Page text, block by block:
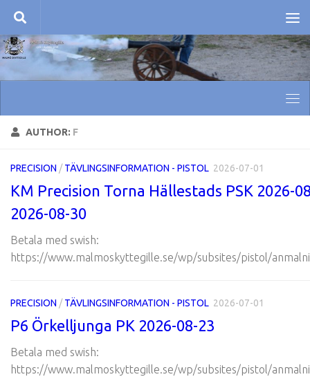
Skip to content
AUTHOR: F
PRECISION /TÄVLINGSINFORMATION - PISTOL 2026-07-01
KM Precision Torna Hällestads PSK 2026-
2026-08-30
Betala med swish:
https://www.malmoskyttegille.se/wp/subsites/pistol/
PRECISION /TÄVLINGSINFORMATION - PISTOL 2026-07-01
P6 Örkelljunga PK 2026-08-23
Betala med swish:
https://www.malmoskyttegille.se/wp/subsites/pistol/